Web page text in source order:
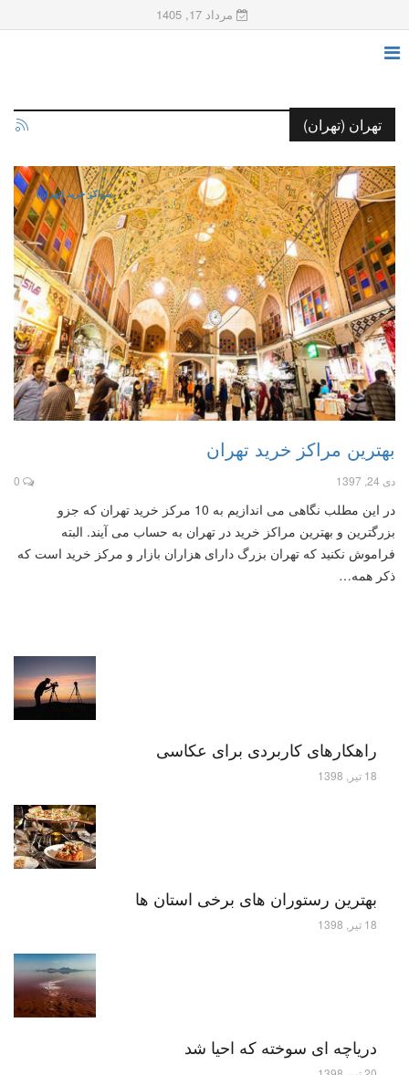
مرداد 17, 1405
تهران (تهران)
مراکز خرید (تهران)
بهترین مراکز خرید تهران
دی 24, 1397 0
در این مطلب نگاهی می اندازیم به 10 مرکز خرید تهران که جزو
بزرگترین و بهترین مراکز خرید در تهران به حساب می آیند. البته
فراموش نکنید که تهران بزرگ دارای هزاران بازار و مرکز خرید است که
ذکر همه…
راهکارهای کاربردی برای عکاسی
18 تیر, 1398
بهترین رستوران های برخی استان ها
18 تیر, 1398
دریاچه ای سوخته که احیا شد